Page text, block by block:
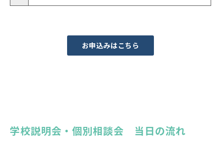
お申込みはこちら
学校説明会・個別相談会　当日の流れ